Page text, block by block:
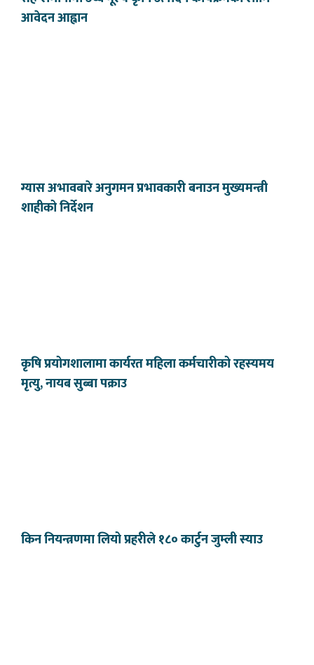
आवेदन आह्वान
ग्यास अभावबारे अनुगमन प्रभावकारी बनाउन मुख्यमन्त्री
शाहीको निर्देशन
कृषि प्रयोगशालामा कार्यरत महिला कर्मचारीको रहस्यमय
मृत्यु, नायब सुब्बा पक्राउ
किन नियन्त्रणमा लियो प्रहरीले १८० कार्टुन जुम्ली स्याउ